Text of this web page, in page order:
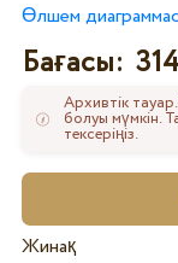
Өлшем
Бағасы:
Архивтік
болуы мүмкін.
тексеріңіз.
Жинақ